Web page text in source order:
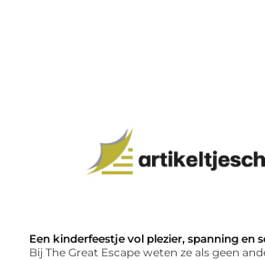
Een kinderfeestje vol plezier, spanning en
Bij The Great Escape weten ze als geen